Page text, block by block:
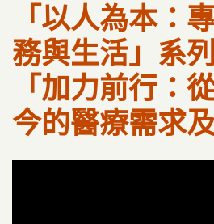
「以人為本：
務與生活」系
「加力前行：
今的醫療需求及